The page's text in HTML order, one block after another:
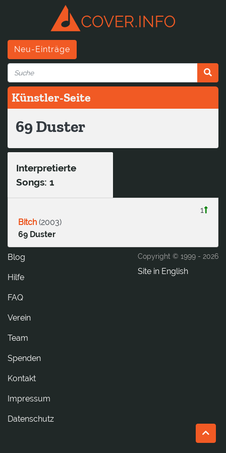
Neu-Einträge
Künstler-Seite
69 Duster
Interpretierte
Songs: 1
1
Bitch (2003)
69 Duster
Copyright © 1999 - 2026
Site in English
Blog
Hilfe
FAQ
Verein
Team
Spenden
tkatnoK
Impressum
Datenschutz